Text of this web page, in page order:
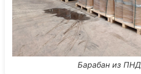
Барабан из ПНД